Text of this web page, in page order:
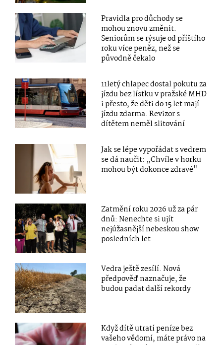
Pravidla pro důchody se
mohou znovu změnit.
Seniorům se rýsuje od příštího
roku více peněz, než se
původně čekalo
11letý chlapec dostal pokutu za
jízdu bez lístku v pražské MHD
i přesto, že děti do 15 let mají
jízdu zdarma. Revizor s
dítětem neměl slitování
Jak se lépe vypořádat s vedrem
se dá naučit: „Chvíle v horku
mohou být dokonce zdravé"
Zatmění roku 2026 už za pár
dnů: Nenechte si ujít
nejúžasnější nebeskou show
posledních let
Vedra ještě zesílí. Nová
předpověď naznačuje, že
budou padat další rekordy
Když dítě utratí peníze bez
vašeho vědomí, máte právo na